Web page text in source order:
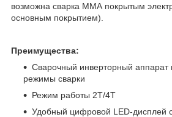
возможна сварка ММА покрытым
основным покрытием).
Преимущества:
Сварочный инверторный аппарат
режимы сварки
Режим работы 2Т/4Т
Удобный цифровой LED-дисплей